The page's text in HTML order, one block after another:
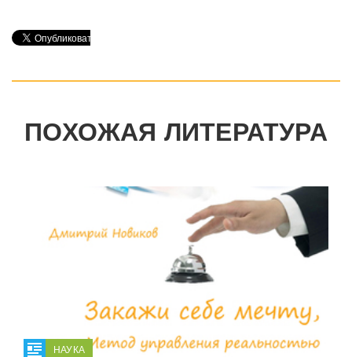
ПОХОЖАЯ ЛИТЕРАТУРА
НАУКА